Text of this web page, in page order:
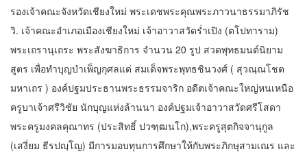
รองเจ้าคณะจังหวัดเชียงใหม่ พระเดชพระคุณพระภาวนาธรรมาภิรัช
วิ. เจ้าคณะอำเภอเมืองเชียงใหม่ เจ้าอาวาสวัดร่ำเปิง (ตโปทาราม)
พระเถรานุเถระ พระสังฆาธิการ จำนวน 20 รูป สวดพุทธมนต์นิยาม
สูตร เพื่อทำบุญบำเพ็ญกุศลแด่ สมเด็จพระพุทธชินวงศ์ ( สุวณฺณโชต
มหาเถร ) องค์ปฐมประธานพระธรรมจาริก อดีตเจ้าคณะใหญ่หนเหนือ
ครูบาเจ้าศรีวิชัย นักบุญแห่งล้านนา องค์ปฐมเจ้าอาวาสวัดศรีโสดา
พระครูมงคลคุณาทร (ประสิทธิ์ ปวฑฺฒนโก),พระครูสุตกิจจานุกูล
(เสงี่ยม ธีรปญฺโญ) มีการมอบทุนการศึกษาให้กับพระภิกษุสามเณร และ